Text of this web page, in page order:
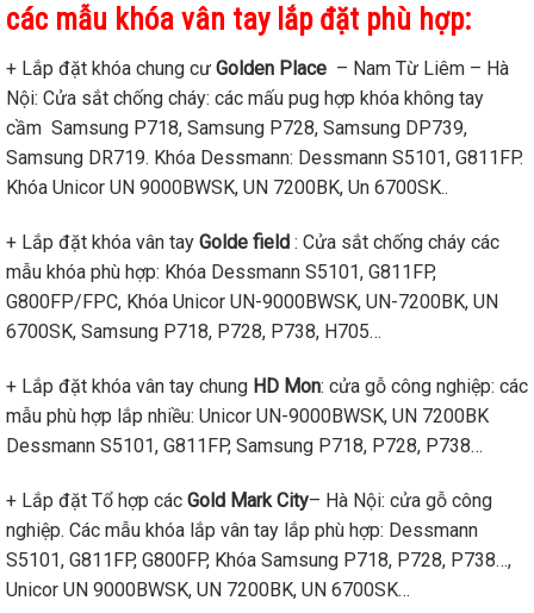
các mẫu khóa vân tay lắp đặt phù hợp:
+ Lắp đặt khóa chung cư Golden Place – Nam Từ Liêm – Hà
Nội: Cửa sắt chống cháy: các mấu pug hợp khóa không tay
cầm Samsung P718, Samsung P728, Samsung DP739,
Samsung DR719. Khóa Dessmann: Dessmann S5101, G811FP.
Khóa Unicor UN 9000BWSK, UN 7200BK, Un 6700SK..
+ Lắp đặt khóa vân tay Golde field : Cửa sắt chống cháy các
mẫu khóa phù hợp: Khóa Dessmann S5101, G811FP,
G800FP/FPC, Khóa Unicor UN-9000BWSK, UN-7200BK, UN
6700SK, Samsung P718, P728, P738, H705…
+ Lắp đặt khóa vân tay chung HD Mon: cửa gỗ công nghiệp: các
mẫu phù hợp lắp nhiều: Unicor UN-9000BWSK, UN 7200BK
Dessmann S5101, G811FP, Samsung P718, P728, P738…
+ Lắp đặt Tổ hợp các Gold Mark City– Hà Nội: cửa gỗ công
nghiệp. Các mẫu khóa lắp vân tay lắp phù hợp: Dessmann
S5101, G811FP, G800FP, Khóa Samsung P718, P728, P738…,
Unicor UN 9000BWSK, UN 7200BK, UN 6700SK…